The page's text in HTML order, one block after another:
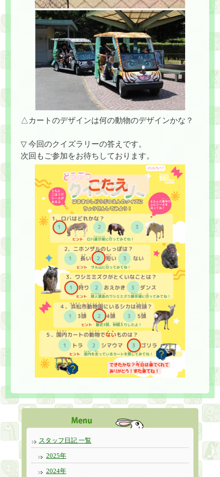
△カートのデザインは何の動物のデザインかな？
▽ 今回のクイズラリーの答えです。
次回もご参加をお待ちしております。
スタッフ日記 一覧
2025年
2024年